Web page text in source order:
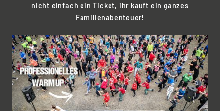
nicht einfach ein Ticket, ihr kauft ein ganzes
Familienabenteuer!